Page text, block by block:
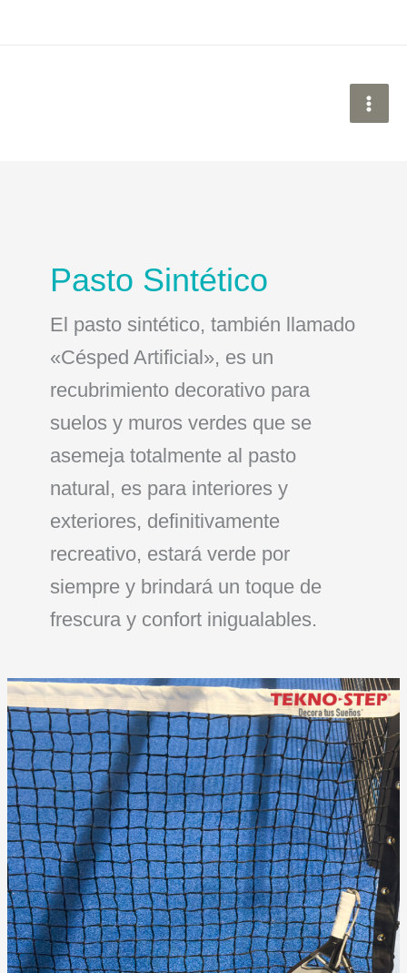
Pasto Sintético
El pasto sintético, también llamado
«Césped Artificial», es un
recubrimiento decorativo para
suelos y muros verdes que se
asemeja totalmente al pasto
natural, es para interiores y
exteriores, definitivamente
recreativo, estará verde por
siempre y brindará un toque de
frescura y confort inigualables.